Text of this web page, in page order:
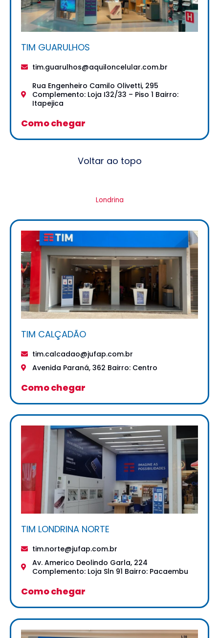
TIM GUARULHOS
tim.guarulhos@aquiloncelular.com.br
Rua Engenheiro Camilo Olivetti, 295
Complemento: Loja I32/33 – Piso 1 Bairro:
Itapejica
Como chegar
Voltar ao topo
Londrina
TIM CALÇADÃO
tim.calcadao@jufap.com.br
Avenida Paraná, 362 Bairro: Centro
Como chegar
TIM LONDRINA NORTE
tim.norte@jufap.com.br
Av. Americo Deolindo Garla, 224
Complemento: Loja Sln 91 Bairro: Pacaembu
Como chegar